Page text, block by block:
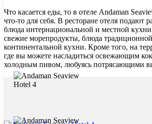
Что касается еды, то в отеле Andaman
что-то для себя. В ресторане отеля подают
блюда интернациональной и местной
свежие морепродукты, блюда
континентальной кухни. Кроме того, на
где вы можете насладиться освежающим
холодным пивом, любуясь потрясающими